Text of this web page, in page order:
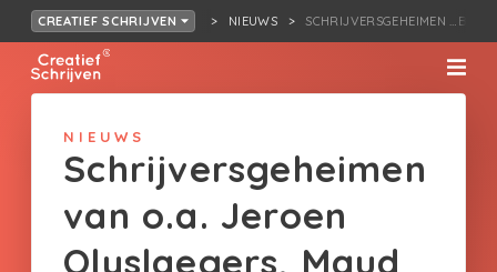
CREATIEF SCHRIJVEN NIEUWS SCHRIJVERSGEHEIMEN …BART
NIEUWS
Schrijversgeheimen
van o.a. Jeroen
Olyslaegers, Maud